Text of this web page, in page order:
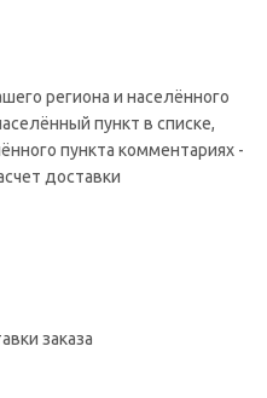
региона и населённого
пункт в списке,
пункта комментариях -
доставки
заказа